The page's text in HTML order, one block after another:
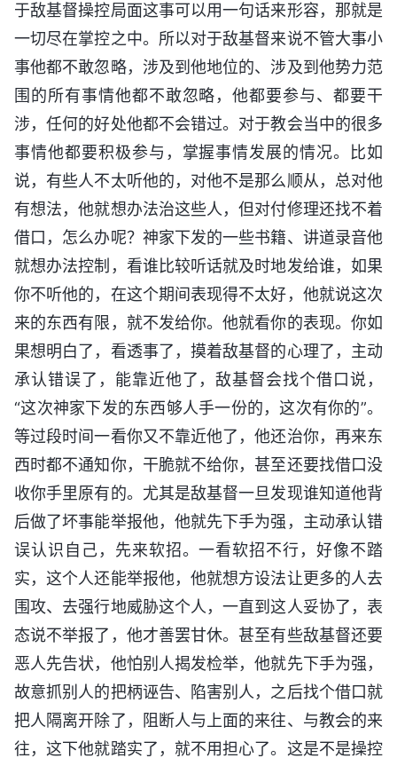
于敌基督操控局面这事可以用一句话来形容，那就是
一切尽在掌控之中。所以对于敌基督来说不管大事小
事他都不敢忽略，涉及到他地位的、涉及到他势力范
围的所有事情他都不敢忽略，他都要参与、都要干
涉，任何的好处他都不会错过。对于教会当中的很多
事情他都要积极参与，掌握事情发展的情况。比如
说，有些人不太听他的，对他不是那么顺从，总对他
有想法，他就想办法治这些人，但对付修理还找不着
借口，怎么办呢？神家下发的一些书籍、讲道录音他
就想办法控制，看谁比较听话就及时地发给谁，如果
你不听他的，在这个期间表现得不太好，他就说这次
来的东西有限，就不发给你。他就看你的表现。你如
果想明白了，看透事了，摸着敌基督的心理了，主动
承认错误了，能靠近他了，敌基督会找个借口说，
“这次神家下发的东西够人手一份的，这次有你的”。
等过段时间一看你又不靠近他了，他还治你，再来东
西时都不通知你，干脆就不给你，甚至还要找借口没
收你手里原有的。尤其是敌基督一旦发现谁知道他背
后做了坏事能举报他，他就先下手为强，主动承认错
误认识自己，先来软招。一看软招不行，好像不踏
实，这个人还能举报他，他就想方设法让更多的人去
围攻、去强行地威胁这个人，一直到这人妥协了，表
态说不举报了，他才善罢甘休。甚至有些敌基督还要
恶人先告状，他怕别人揭发检举，他就先下手为强，
故意抓别人的把柄诬告、陷害别人，之后找个借口就
把人隔离开除了，阻断人与上面的来往、与教会的来
往，这下他就踏实了，就不用担心了。这是不是操控